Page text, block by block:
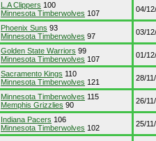
L.A Clippers 100
Minnesota Timberwolves 107 04/
Phoenix Suns 93
Minnesota Timberwolves 97 03/
Golden State Warriors 99
Minnesota Timberwolves 107 01/
Sacramento Kings 110
Minnesota Timberwolves 121 28/
Minnesota Timberwolves 115
Memphis Grizzlies 90 26/
Indiana Pacers 106
Minnesota Timberwolves 102 25/